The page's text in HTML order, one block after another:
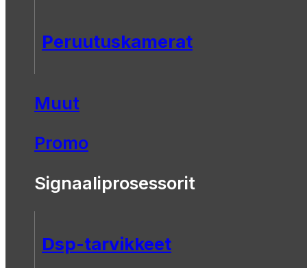
Peruutuskamerat
Muut
Promo
Signaaliprosessorit
Dsp-tarvikkeet